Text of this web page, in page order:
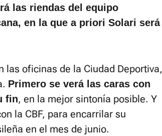
las riendas del equipo
en la que a priori Solari será
las oficinas de la Ciudad Deportiva,
Primero se verá las caras con
fin, en la mejor sintonía posible. Y
la CBF, para encarrilar su
en el mes de junio.